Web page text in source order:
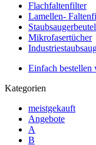
Flachfaltenfilter
Lamellen-
Staubsaugerbeutel
Mikrofasertücher
Einfach
Kategorien
meistgekauft
Angebote
A
B